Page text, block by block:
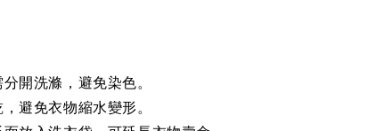
開洗滌，避免染色。
避免衣物縮水變形。